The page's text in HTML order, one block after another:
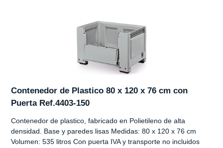
Contenedor de Plastico 80 x 120 x 76 cm con
Puerta Ref.4403-150
Contenedor de plastico, fabricado en Polietileno de alta
densidad. Base y paredes lisas Medidas: 80 x 120 x 76 cm
Volumen: 535 litros Con puerta IVA y transporte no incluidos